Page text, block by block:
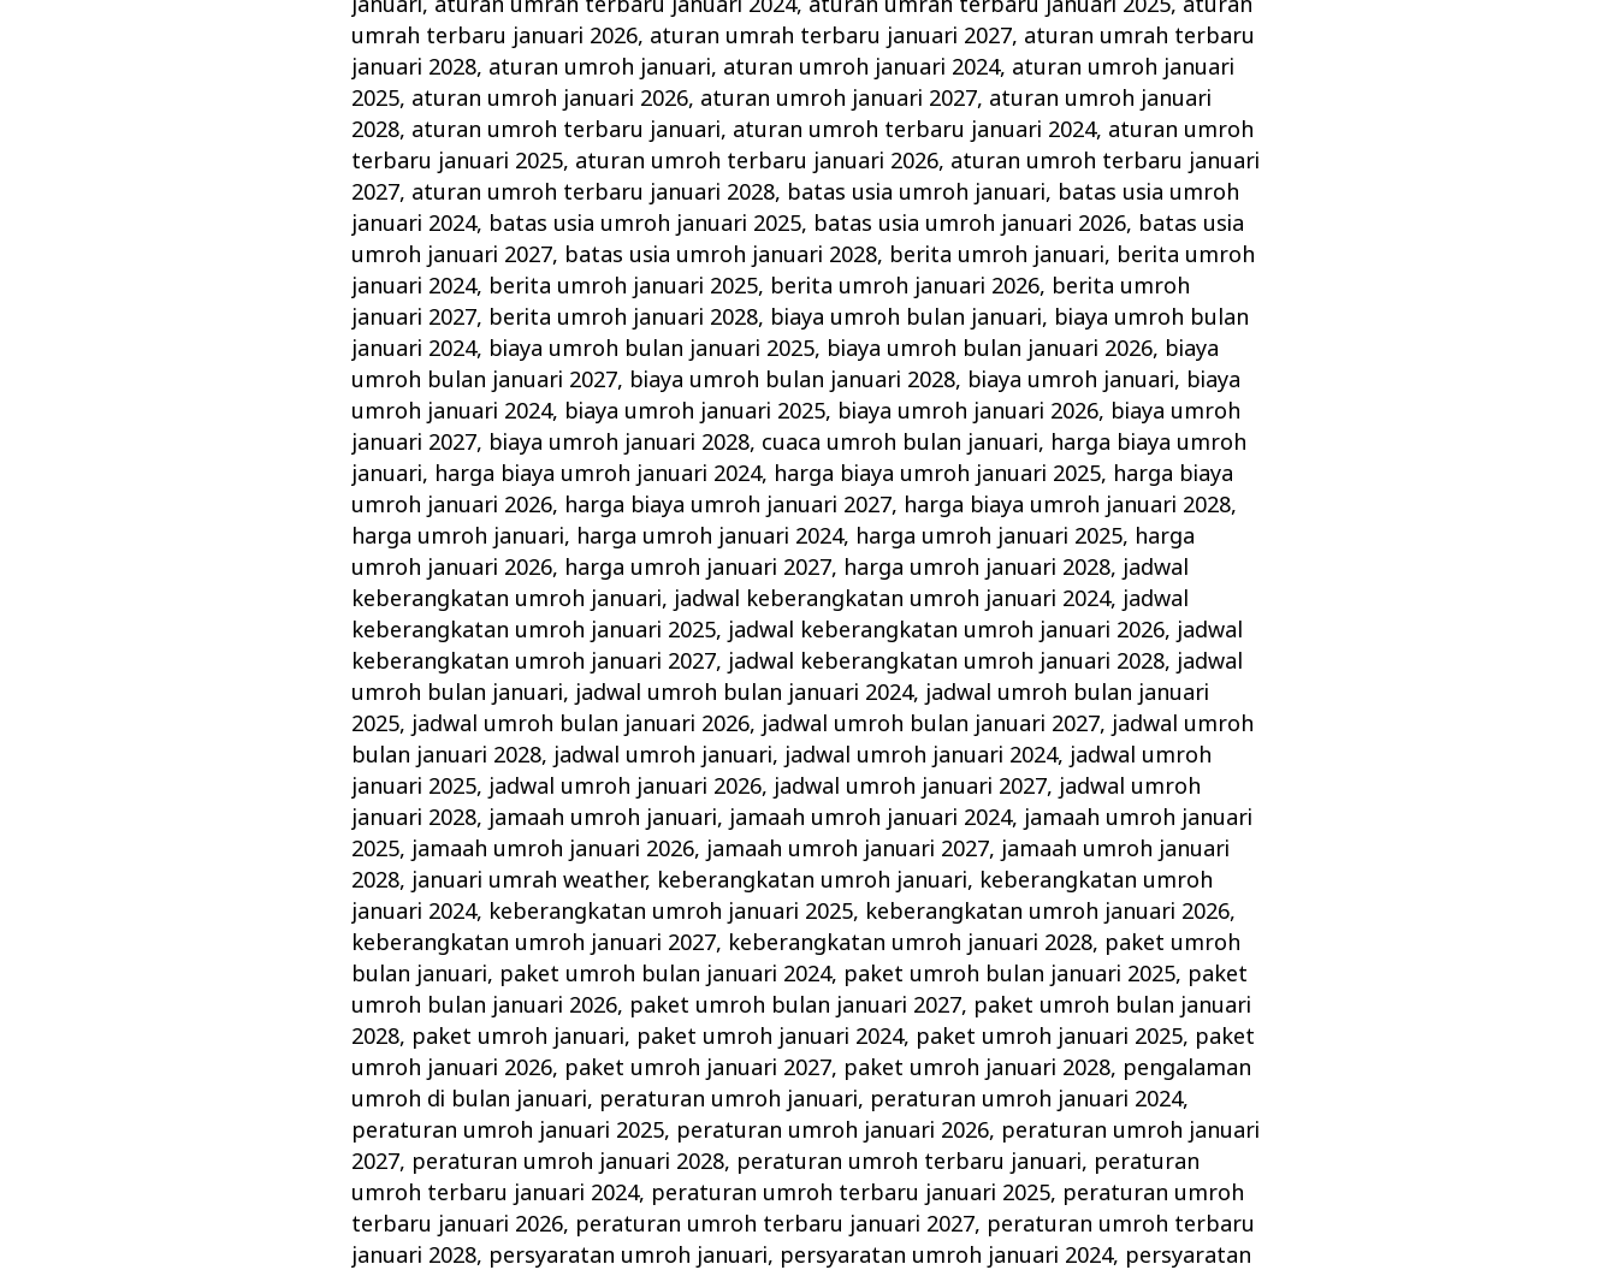
januari, aturan umrah terbaru januari 2024, aturan umrah terbaru januari 2025, aturan
umrah terbaru januari 2026, aturan umrah terbaru januari 2027, aturan umrah terbaru
januari 2028, aturan umroh januari, aturan umroh januari 2024, aturan umroh januari
2025, aturan umroh januari 2026, aturan umroh januari 2027, aturan umroh januari
2028, aturan umroh terbaru januari, aturan umroh terbaru januari 2024, aturan umroh
terbaru januari 2025, aturan umroh terbaru januari 2026, aturan umroh terbaru januari
2027, aturan umroh terbaru januari 2028, batas usia umroh januari, batas usia umroh
januari 2024, batas usia umroh januari 2025, batas usia umroh januari 2026, batas usia
umroh januari 2027, batas usia umroh januari 2028, berita umroh januari, berita umroh
januari 2024, berita umroh januari 2025, berita umroh januari 2026, berita umroh
januari 2027, berita umroh januari 2028, biaya umroh bulan januari, biaya umroh bulan
januari 2024, biaya umroh bulan januari 2025, biaya umroh bulan januari 2026, biaya
umroh bulan januari 2027, biaya umroh bulan januari 2028, biaya umroh januari, biaya
umroh januari 2024, biaya umroh januari 2025, biaya umroh januari 2026, biaya umroh
januari 2027, biaya umroh januari 2028, cuaca umroh bulan januari, harga biaya umroh
januari, harga biaya umroh januari 2024, harga biaya umroh januari 2025, harga biaya
umroh januari 2026, harga biaya umroh januari 2027, harga biaya umroh januari 2028,
harga umroh januari, harga umroh januari 2024, harga umroh januari 2025, harga
umroh januari 2026, harga umroh januari 2027, harga umroh januari 2028, jadwal
keberangkatan umroh januari, jadwal keberangkatan umroh januari 2024, jadwal
keberangkatan umroh januari 2025, jadwal keberangkatan umroh januari 2026, jadwal
keberangkatan umroh januari 2027, jadwal keberangkatan umroh januari 2028, jadwal
umroh bulan januari, jadwal umroh bulan januari 2024, jadwal umroh bulan januari
2025, jadwal umroh bulan januari 2026, jadwal umroh bulan januari 2027, jadwal umroh
bulan januari 2028, jadwal umroh januari, jadwal umroh januari 2024, jadwal umroh
januari 2025, jadwal umroh januari 2026, jadwal umroh januari 2027, jadwal umroh
januari 2028, jamaah umroh januari, jamaah umroh januari 2024, jamaah umroh januari
2025, jamaah umroh januari 2026, jamaah umroh januari 2027, jamaah umroh januari
2028, januari umrah weather, keberangkatan umroh januari, keberangkatan umroh
januari 2024, keberangkatan umroh januari 2025, keberangkatan umroh januari 2026,
keberangkatan umroh januari 2027, keberangkatan umroh januari 2028, paket umroh
bulan januari, paket umroh bulan januari 2024, paket umroh bulan januari 2025, paket
umroh bulan januari 2026, paket umroh bulan januari 2027, paket umroh bulan januari
2028, paket umroh januari, paket umroh januari 2024, paket umroh januari 2025, paket
umroh januari 2026, paket umroh januari 2027, paket umroh januari 2028, pengalaman
umroh di bulan januari, peraturan umroh januari, peraturan umroh januari 2024,
peraturan umroh januari 2025, peraturan umroh januari 2026, peraturan umroh januari
2027, peraturan umroh januari 2028, peraturan umroh terbaru januari, peraturan
umroh terbaru januari 2024, peraturan umroh terbaru januari 2025, peraturan umroh
terbaru januari 2026, peraturan umroh terbaru januari 2027, peraturan umroh terbaru
januari 2028, persyaratan umroh januari, persyaratan umroh januari 2024, persyaratan
Tahun
ini
Keluarga
Madani